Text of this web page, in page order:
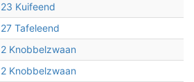
23 Kuifeend
27 Tafeleend
2 Knobbelzwaan
2 Knobbelzwaan